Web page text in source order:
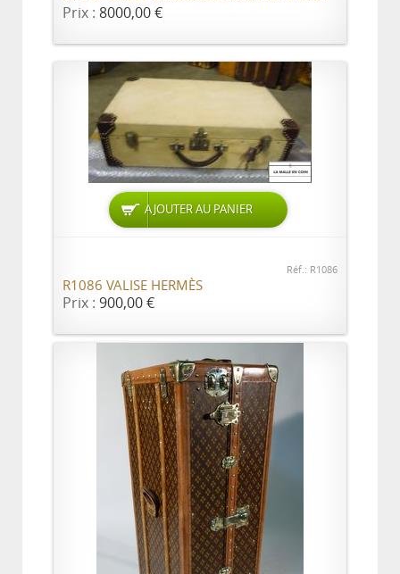
Prix : 8000,00 €
AJOUTER AU PANIER
Réf.: R1086
R1086 VALISE HERMÈS
Prix : 900,00 €